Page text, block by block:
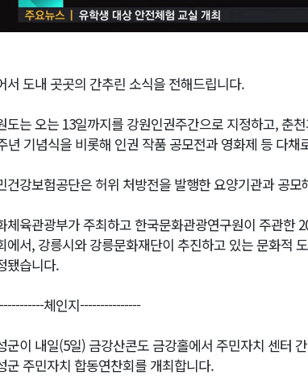
서 도내 곳곳의 간추린 소식을 전해드립니다.
도는 오는 13일까지를 강원인권주간으로 지정하고, 춘
년 기념식을 비롯해 인권 작품 공모전과 영화제 등 다채
건강보험공단은 허위 처방전을 발행한 요양기관과 공
체육관광부가 주최하고 한국문화관광연구원이 주관한
에서, 강릉시와 강릉문화재단이 추진하고 있는 문화적
됐습니다.
체인지---------------
군이 내일(5일) 금강산콘도 금강홀에서 주민자치 센터
군 주민자치 합동연찬회를 개최합니다.